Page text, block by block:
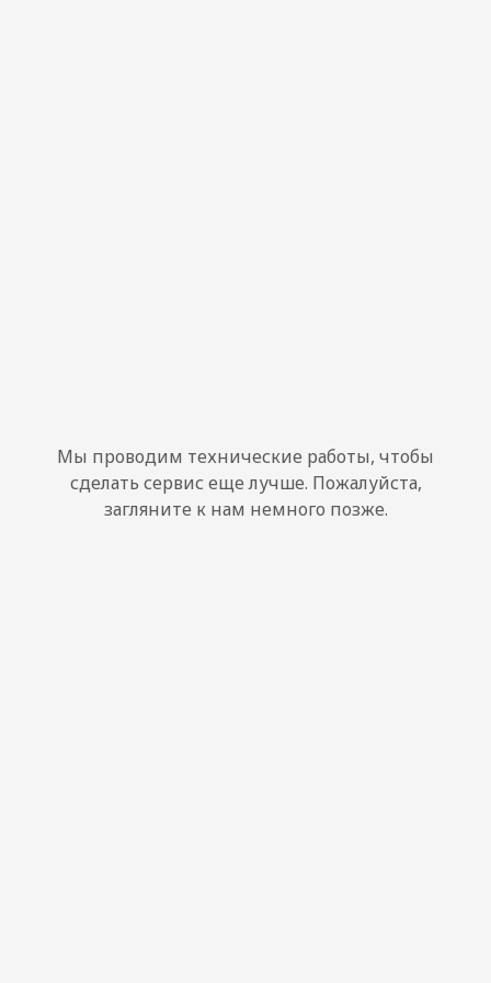
Мы проводим технические работы, чтобы
сделать сервис еще лучше. Пожалуйста,
загляните к нам немного позже.